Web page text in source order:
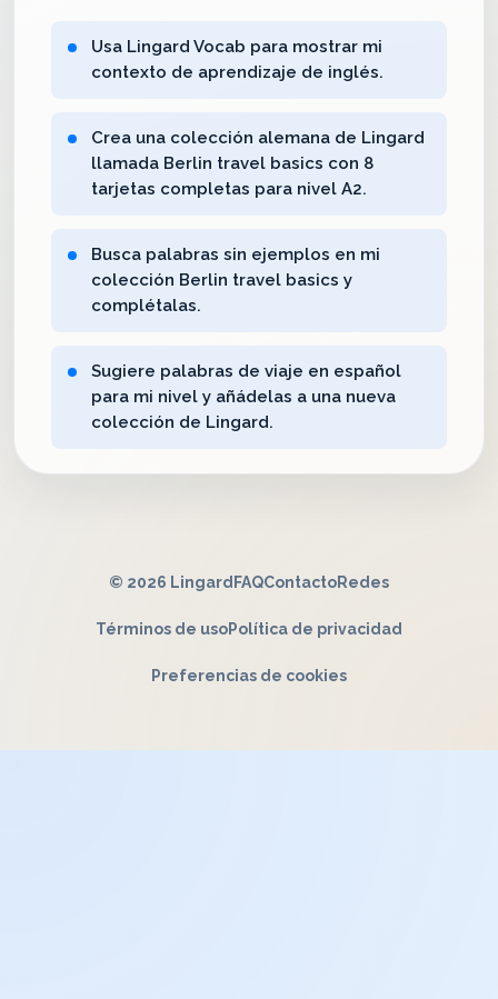
Usa Lingard Vocab para mostrar mi
contexto de aprendizaje de inglés.
Crea una colección alemana de Lingard
llamada Berlin travel basics con 8
tarjetas completas para nivel A2.
Busca palabras sin ejemplos en mi
colección Berlin travel basics y
complétalas.
Sugiere palabras de viaje en español
para mi nivel y añádelas a una nueva
colección de Lingard.
© 2026 Lingard FAQContactoRedes
Términos de usoPolítica de privacidad
Preferencias de cookies